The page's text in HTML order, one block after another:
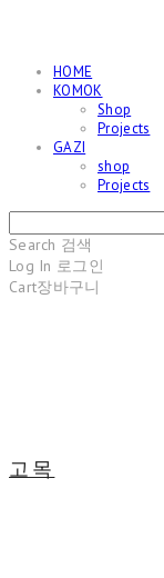
HOME
KOMOK
Shop
Projects
GAZI
shop
Projects
Search 검색
Log In 로그인
Cart장바구니
고목